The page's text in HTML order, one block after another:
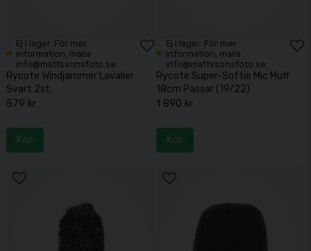
Ej i lager. För mer
information, maila
info@mattssonsfoto.se
Rycote Windjammer Lavalier
Svart 2st.
579 kr
Köp
Ej i lager. För mer
information, maila
info@mattssonsfoto.se
Rycote Super-Softie Mic Muff
18cm Passar (19/22)
1 890 kr
Köp